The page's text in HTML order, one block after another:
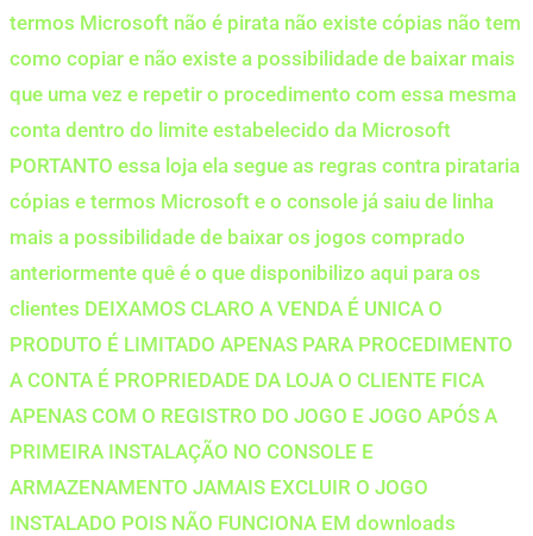
termos Microsoft não é pirata não existe cópias não tem
como copiar e não existe a possibilidade de baixar mais
que uma vez e repetir o procedimento com essa mesma
conta dentro do limite estabelecido da Microsoft
PORTANTO essa loja ela segue as regras contra pirataria
cópias e termos Microsoft e o console já saiu de linha
mais a possibilidade de baixar os jogos comprado
anteriormente quê é o que disponibilizo aqui para os
clientes DEIXAMOS CLARO A VENDA É UNICA O
PRODUTO É LIMITADO APENAS PARA PROCEDIMENTO
A CONTA É PROPRIEDADE DA LOJA O CLIENTE FICA
APENAS COM O REGISTRO DO JOGO E JOGO APÓS A
PRIMEIRA INSTALAÇÃO NO CONSOLE E
ARMAZENAMENTO JAMAIS EXCLUIR O JOGO
INSTALADO POIS NÃO FUNCIONA EM downloads